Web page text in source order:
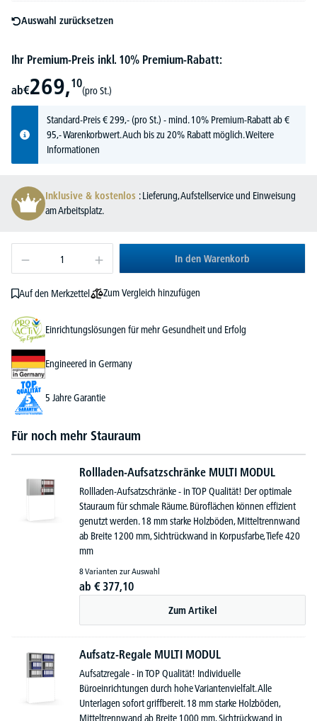
Auswahl zurücksetzen
Ihr Premium-Preis inkl. 10% Premium-Rabatt:
ab€269,10
(pro St.)
Standard-Preis€299,-(pro St.) - mind. 10% Premium-Rabatt ab €
95,- Warenkorbwert. Auch bis zu 20% Rabatt möglich.Weitere
Informationen
Inklusive & kostenlos : Lieferung, Aufstellservice und Einweisung
am Arbeitsplatz.
In den Warenkorb
Auf den Merkzettel Zum Vergleich hinzufügen
Einrichtungslösungen für mehr Gesundheit und Erfolg
Engineered in Germany
5 Jahre Garantie
Für noch mehr Stauraum
Rollladen-Aufsatzschränke MULTI MODUL
Rollladen-Aufsatzschränke - in TOP Qualität! Der optimale
Stauraum für schmale Räume. Büroflächen können effizient
genutzt werden. 18 mm starke Holzböden, Mitteltrennwand
ab Breite 1200 mm, Sichtrückwand in Korpusfarbe, Tiefe 420
mm
8 Varianten zur Auswahl
ab € 377,10
Zum Artikel
Aufsatz-Regale MULTI MODUL
Aufsatzregale - in TOP Qualität! Individuelle
Büroeinrichtungen durch hohe Variantenvielfalt. Alle
Unterlagen sofort griffbereit. 18 mm starke Holzböden,
Mitteltrennwand ab Breite 1000 mm, Sichtrückwand in